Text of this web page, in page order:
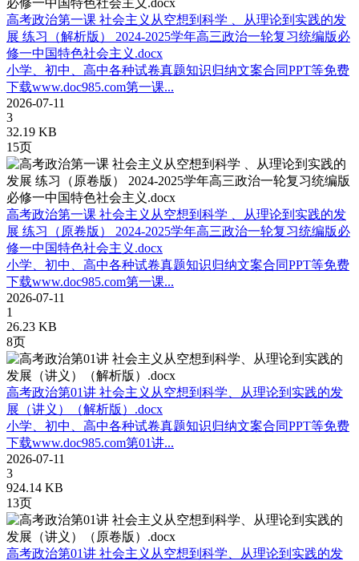
高考政治第一课 社会主义从空想到科学 、从理论到实践的发
展 练习（解析版） 2024-2025学年高三政治一轮复习统编版必
修一中国特色社会主义.docx
小学、初中、高中各种试卷真题知识归纳文案合同PPT等免费
下载www.doc985.com第一课...
2026-07-11
3
32.19 KB
15页
高考政治第一课 社会主义从空想到科学 、从理论到实践的发
展 练习（原卷版） 2024-2025学年高三政治一轮复习统编版必
修一中国特色社会主义.docx
小学、初中、高中各种试卷真题知识归纳文案合同PPT等免费
下载www.doc985.com第一课...
2026-07-11
1
26.23 KB
8页
高考政治第01讲 社会主义从空想到科学、从理论到实践的发
展（讲义）（解析版）.docx
小学、初中、高中各种试卷真题知识归纳文案合同PPT等免费
下载www.doc985.com第01讲...
2026-07-11
3
924.14 KB
13页
高考政治第01讲 社会主义从空想到科学、从理论到实践的发